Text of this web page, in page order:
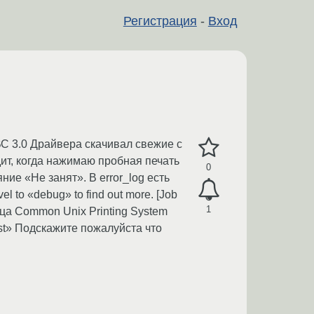
Регистрация - Вход
0
1
3.0 Драйвера скачивал свежие с
когда нажимаю пробная печать
«Не занят». В error_log есть
to «debug» to find out more. [Job
Common Unix Printing System
Подскажите пожалуйста что